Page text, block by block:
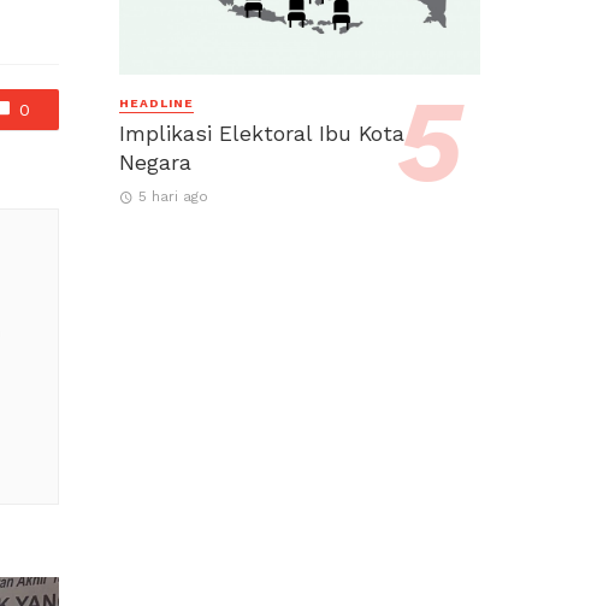
0 HEADLINE
Implikasi Elektoral Ibu Kota
Negara
5 hari ago